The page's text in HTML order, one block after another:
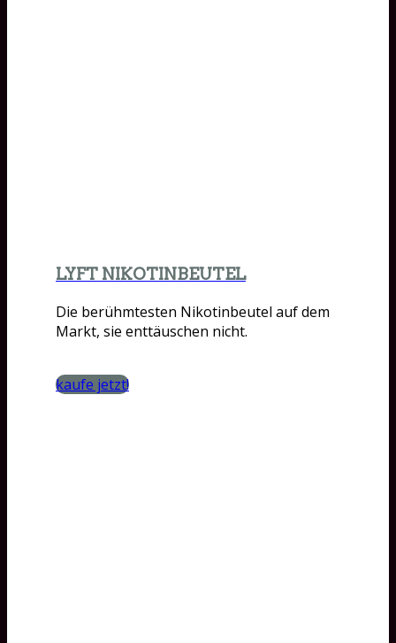
LYFT NIKOTINBEUTEL
Die berühmtesten Nikotinbeutel auf dem
Markt, sie enttäuschen nicht.
kaufe jetzt!